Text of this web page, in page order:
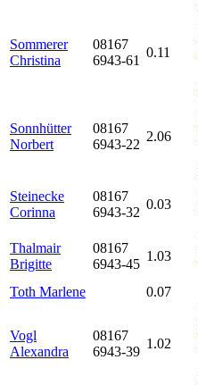
Sommerer
Christina
08167
6943-61
0.11
Sonnhütter
Norbert
08167
6943-22
2.06
Steinecke
Corinna
08167
6943-32
0.03
Thalmair
Brigitte
08167
6943-45
1.03
Toth Marlene
0.07
Vogl
Alexandra
08167
6943-39
1.02